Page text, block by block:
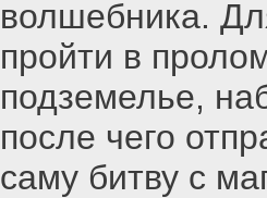
волшебника.
пройти в
подземелье,
после чего
саму битву с